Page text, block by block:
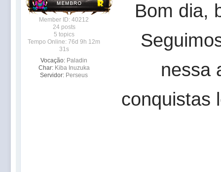
Member ID: 40212
24 posts
5 topics
Tempo Online: 76d 9h 12m
31s
Vocação: Paladin
Char: Kiba Inuzuka
Servidor: Perseus
Bom dia,
nessa
conquistas